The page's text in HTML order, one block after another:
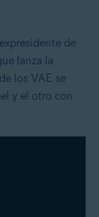
de
lanza la
los VAE se
y el otro con